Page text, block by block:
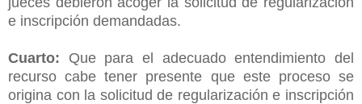
e inscripción demandadas.
Cuarto: Que para el adecuado entendimiento del
recurso cabe tener presente que este proceso se
origina con la solicitud de regularización e inscripción